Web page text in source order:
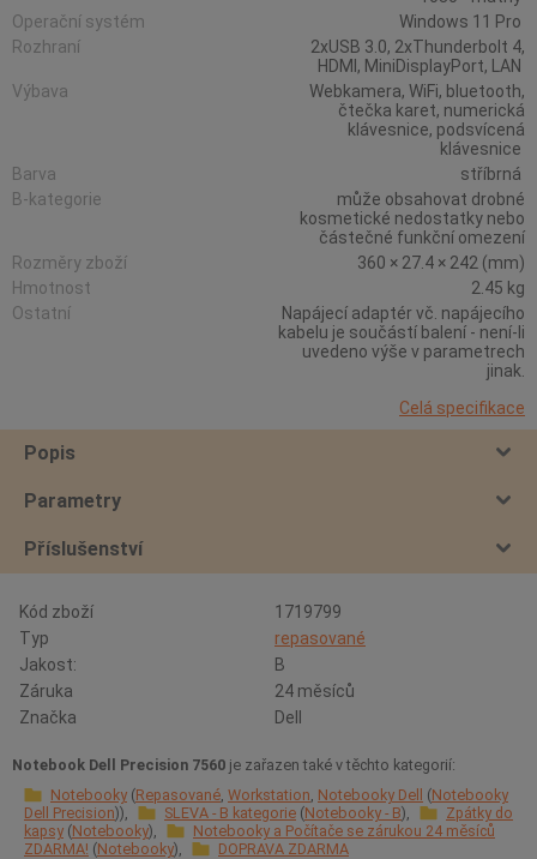
Operační systém
Windows 11 Pro
Rozhraní
2xUSB 3.0, 2xThunderbolt 4,
HDMI, MiniDisplayPort, LAN
Výbava
Webkamera, WiFi, bluetooth,
čtečka karet, numerická
klávesnice, podsvícená
klávesnice
Barva
stříbrná
B-kategorie
může obsahovat drobné
kosmetické nedostatky nebo
částečné funkční omezení
Rozměry zboží
360 × 27.4 × 242 (mm)
Hmotnost
2.45 kg
Ostatní
Napájecí adaptér vč. napájecího
kabelu je součástí balení - není-li
uvedeno výše v parametrech
jinak.
Celá specifikace
Popis
Parametry
Příslušenství
Kód zboží
1719799
Typ
repasované
Jakost:
B
Záruka
24 měsíců
Značka
Dell
Notebook Dell Precision 7560 je zařazen také v těchto kategorií:
Notebooky Repasované Workstation Notebooky Dell
Notebooky
Dell Precision
SLEVA - B kategorie Notebooky - B
Zpátky do
kapsy Notebooky
Notebooky a Počítače se zárukou 24 měsíců
ZDARMA! Notebooky DOPRAVA ZDARMA